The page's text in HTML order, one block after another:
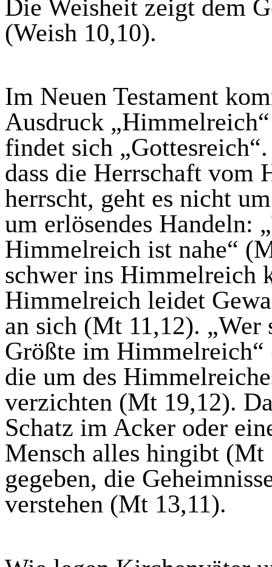
Die Weisheit zeigt dem
(Weish 10,10).
Im Neuen Testament
Ausdruck
findet sich
dass die Herrschaft vom
herrscht, geht es nicht
um erlösendes Handeln:
Himmelreich ist nahe“ (
schwer ins Himmelreich
Himmelreich leidet
an sich (Mt 11,12).
Größte im Himmelreich“
die um des
verzichten (Mt 19,12).
Schatz im Acker oder
Mensch alles hingibt (Mt
gegeben, die
verstehen (Mt 13,11).